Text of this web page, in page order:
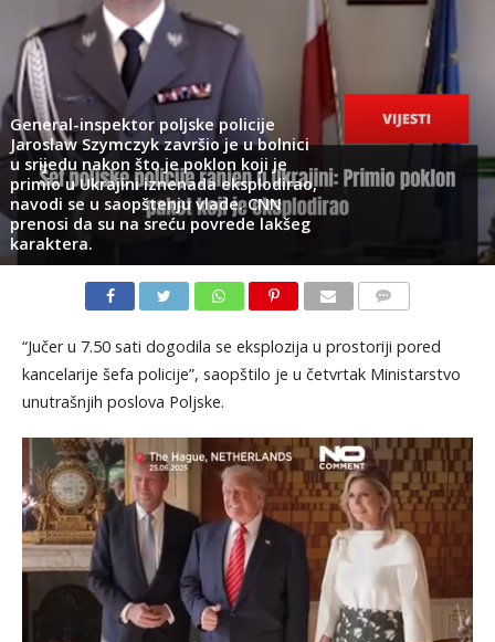
General-inspektor poljske policije
Jaroslaw Szymczyk završio je u bolnici
u srijedu nakon što je poklon koji je
primio u Ukrajini iznenada eksplodirao,
navodi se u saopštenju vlade. CNN
prenosi da su na sreću povrede lakšeg
karaktera.
“Jučer u 7.50 sati dogodila se eksplozija u prostoriji pored
kancelarije šefa policije”, saopštilo je u četvrtak Ministarstvo
unutrašnjih poslova Poljske.